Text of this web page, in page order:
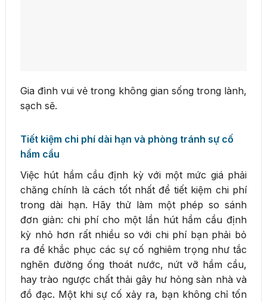
Gia đình vui vẻ trong không gian sống trong lành,
sạch sẽ.
Tiết kiệm chi phí dài hạn và phòng tránh sự cố
hầm cầu
Việc hút hầm cầu định kỳ với một mức giá phải
chăng chính là cách tốt nhất để tiết kiệm chi phí
trong dài hạn. Hãy thử làm một phép so sánh
đơn giản: chi phí cho một lần hút hầm cầu định
kỳ nhỏ hơn rất nhiều so với chi phí bạn phải bỏ
ra để khắc phục các sự cố nghiêm trọng như tắc
nghẽn đường ống thoát nước, nứt vỡ hầm cầu,
hay trào ngược chất thải gây hư hỏng sàn nhà và
đồ đạc. Một khi sự cố xảy ra, bạn không chỉ tốn